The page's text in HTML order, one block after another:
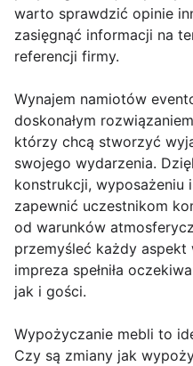
warto sprawdzić opinie
zasięgnąć informacji na
referencji firmy.
Wynajem namiotów
doskonałym
którzy chcą stworzyć
swojego wydarzenia.
konstrukcji, wyposażeniu
zapewnić uczestnikom
od warunków
przemyśleć każdy aspekt
impreza spełniła
jak i gości.
Wypożyczanie mebli to
Czy są zmiany jak